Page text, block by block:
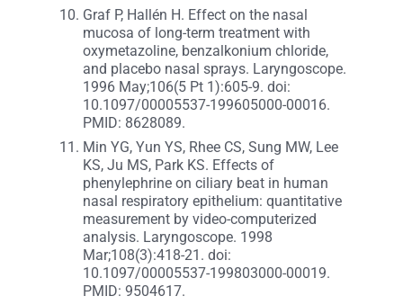
Graf P, Hallén H. Effect on the nasal
mucosa of long-term treatment with
oxymetazoline, benzalkonium chloride,
and placebo nasal sprays. Laryngoscope.
1996 May;106(5 Pt 1):605-9. doi:
10.1097/00005537-199605000-00016.
PMID: 8628089.
Min YG, Yun YS, Rhee CS, Sung MW, Lee
KS, Ju MS, Park KS. Effects of
phenylephrine on ciliary beat in human
nasal respiratory epithelium: quantitative
measurement by video-computerized
analysis. Laryngoscope. 1998
Mar;108(3):418-21. doi:
10.1097/00005537-199803000-00019.
PMID: 9504617.